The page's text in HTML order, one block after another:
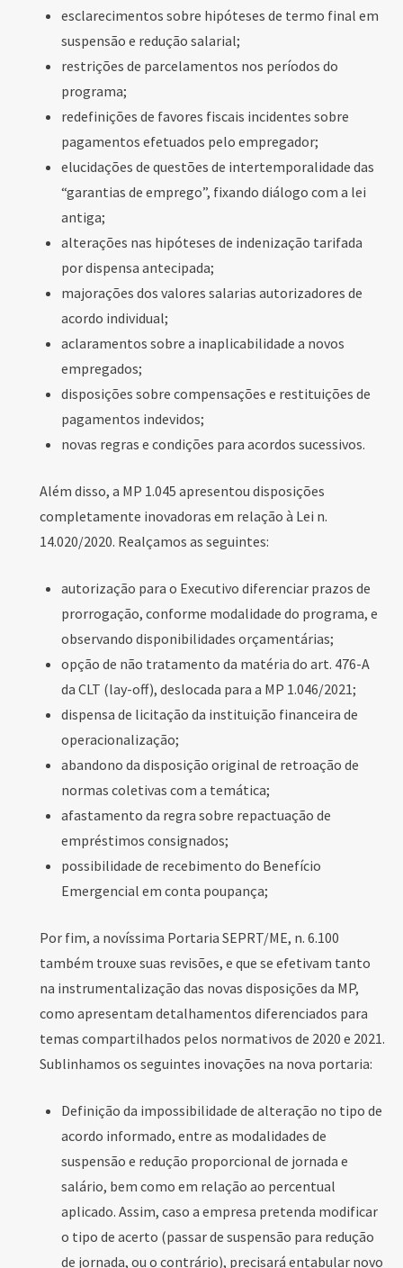
esclarecimentos sobre hipóteses de termo final em
suspensão e redução salarial;
restrições de parcelamentos nos períodos do
programa;
redefinições de favores fiscais incidentes sobre
pagamentos efetuados pelo empregador;
elucidações de questões de intertemporalidade das
“garantias de emprego”, fixando diálogo com a lei
antiga;
alterações nas hipóteses de indenização tarifada
por dispensa antecipada;
majorações dos valores salarias autorizadores de
acordo individual;
aclaramentos sobre a inaplicabilidade a novos
empregados;
disposições sobre compensações e restituições de
pagamentos indevidos;
novas regras e condições para acordos sucessivos.
Além disso, a MP 1.045 apresentou disposições
completamente inovadoras em relação à Lei n.
14.020/2020. Realçamos as seguintes:
autorização para o Executivo diferenciar prazos de
prorrogação, conforme modalidade do programa, e
observando disponibilidades orçamentárias;
opção de não tratamento da matéria do art. 476-A
da CLT (lay-off), deslocada para a MP 1.046/2021;
dispensa de licitação da instituição financeira de
operacionalização;
abandono da disposição original de retroação de
normas coletivas com a temática;
afastamento da regra sobre repactuação de
empréstimos consignados;
possibilidade de recebimento do Benefício
Emergencial em conta poupança;
Por fim, a novíssima Portaria SEPRT/ME, n. 6.100
também trouxe suas revisões, e que se efetivam tanto
na instrumentalização das novas disposições da MP,
como apresentam detalhamentos diferenciados para
temas compartilhados pelos normativos de 2020 e 2021.
Sublinhamos os seguintes inovações na nova portaria:
Definição da impossibilidade de alteração no tipo de
acordo informado, entre as modalidades de
suspensão e redução proporcional de jornada e
salário, bem como em relação ao percentual
aplicado. Assim, caso a empresa pretenda modificar
o tipo de acerto (passar de suspensão para redução
de jornada, ou o contrário), precisará entabular novo